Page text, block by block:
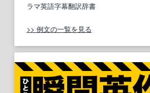
ラマ英語字幕翻訳辞書
>> 例文の一覧を見る